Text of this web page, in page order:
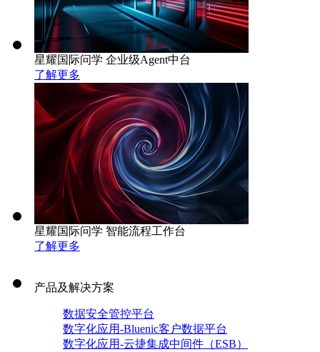
星耀国际问学 企业级Agent中台
了解更多
星耀国际问学 智能流程工作台
了解更多
产品及解决方案
数据安全管控平台
数字化应用-Bluenic客户数据平台
数字化应用-云捷集成中间件（ESB）